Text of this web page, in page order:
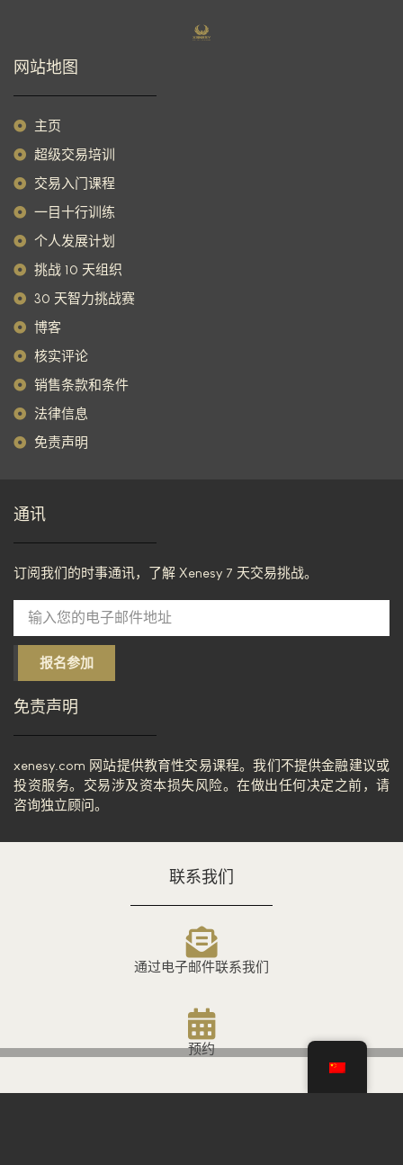
网站地图
主页
超级交易培训
交易入门课程
一目十行训练
个人发展计划
挑战 10 天组织
30 天智力挑战赛
博客
核实评论
销售条款和条件
法律信息
免责声明
通讯
订阅我们的时事通讯，了解 Xenesy 7 天交易挑战。
报名参加
免责声明
xenesy.com 网站提供教育性交易课程。我们不提供金融建议或
投资服务。交易涉及资本损失风险。在做出任何决定之前，请
咨询独立顾问。
联系我们
通过电子邮件联系我们
预约